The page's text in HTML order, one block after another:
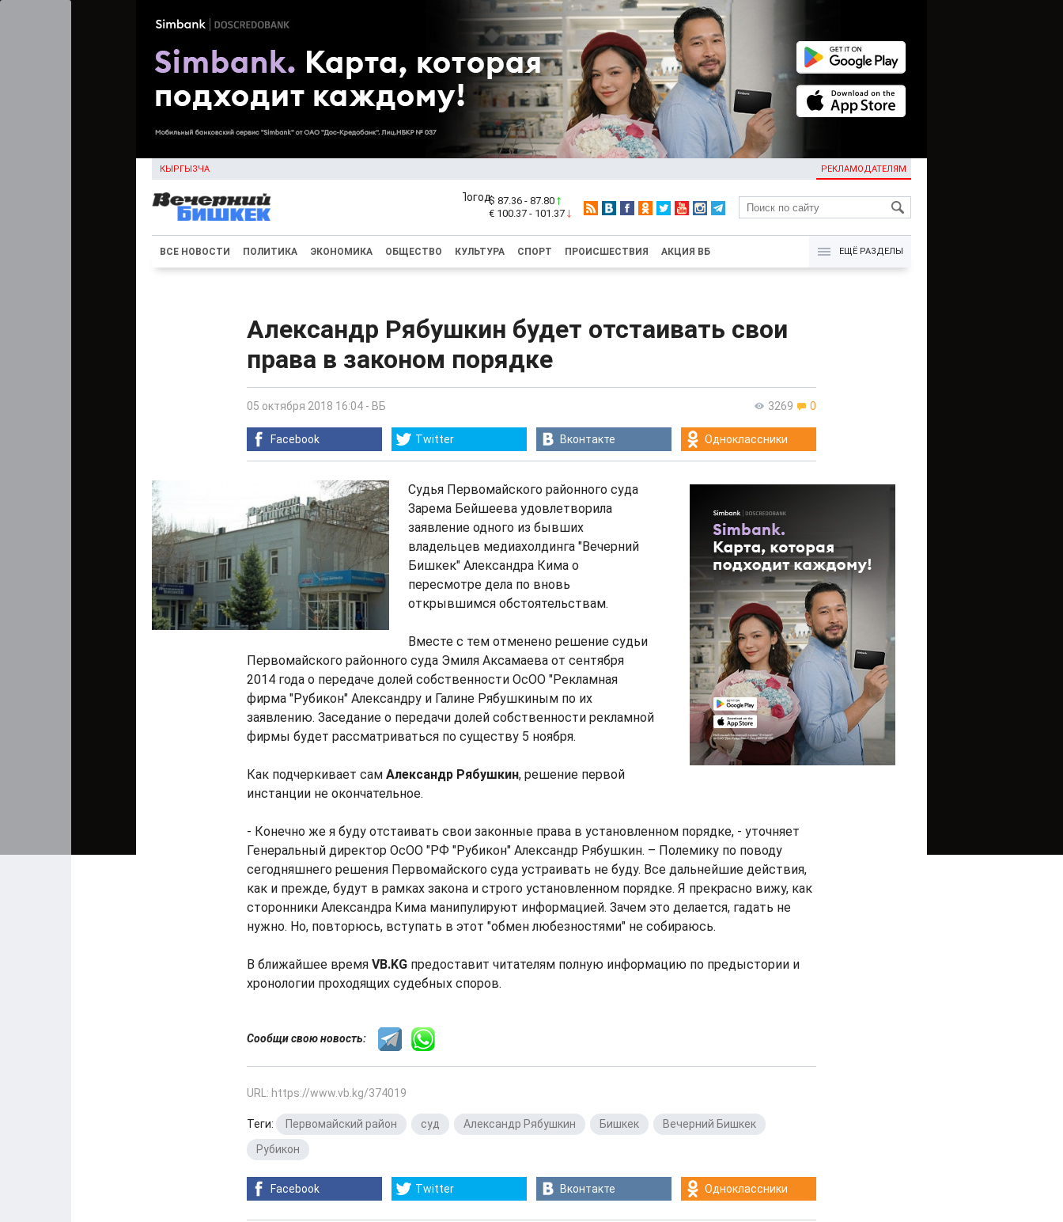
КЫРГЫЗЧА РЕКЛАМОДАТЕЛЯМ
KG
$ 87.36 - 87.80
€ 100.37 - 101.37
ВСЕ НОВОСТИ ПОЛИТИКА ЭКОНОМИКА ОБЩЕСТВО КУЛЬТУРА СПОРТ ПРОИСШЕСТВИЯ АКЦИЯ ВБ ЕЩЁ РАЗДЕЛЫ
Александр Рябушкин будет отстаивать свои
права в законом порядке
3269 0
05 октября 2018 16:04 - ВБ
Facebook Twitter Вконтакте Одноклассники
Судья Первомайского районного суда
Зарема Бейшеева удовлетворила
заявление одного из бывших
владельцев медиахолдинга "Вечерний
Бишкек" Александра Кима о
пересмотре дела по вновь
открывшимся обстоятельствам.
Вместе с тем отменено решение судьи
Первомайского районного суда Эмиля Аксамаева от сентября
2014 года о передаче долей собственности ОсОО "Рекламная
фирма "Рубикон" Александру и Галине Рябушкиным по их
заявлению. Заседание о передачи долей собственности рекламной
фирмы будет рассматриваться по существу 5 ноября.
Как подчеркивает сам Александр Рябушкин, решение первой
инстанции не окончательное.
- Конечно же я буду отстаивать свои законные права в установленном порядке, - уточняет
Генеральный директор ОсОО "РФ "Рубикон" Александр Рябушкин. – Полемику по поводу
сегодняшнего решения Первомайского суда устраивать не буду. Все дальнейшие действия,
как и прежде, будут в рамках закона и строго установленном порядке. Я прекрасно вижу, как
сторонники Александра Кима манипулируют информацией. Зачем это делается, гадать не
нужно. Но, повторюсь, вступать в этот "обмен любезностями" не собираюсь.
В ближайшее время VB.KG предоставит читателям полную информацию по предыстории и
хронологии проходящих судебных споров.
Сообщи свою новость:
URL: https://www.vb.kg/374019
Теги: Первомайский район суд Александр Рябушкин Бишкек Вечерний Бишкек
Рубикон
Facebook Twitter Вконтакте Одноклассники